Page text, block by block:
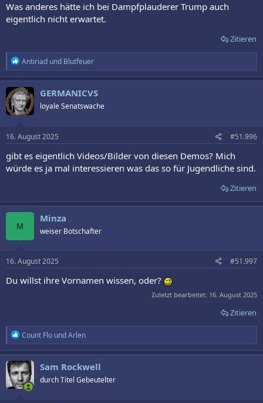
Was anderes hätte ich bei Dampfplauderer Trump auch
eigentlich nicht erwartet.
Zitieren
R
e
a
k
t
i
o
e
n
:
Antiriad und Blutfeuer
GERMANICVS
loyale Senatswache
16. August 2025 #51.996
gibt es eigentlich Videos/Bilder von diesen Demos? Mich
würde es ja mal interessieren was das so für Jugendliche sind.
Zitieren
M
Minza
weiser Botschafter
16. August 2025 #51.997
Du willst ihre Vornamen wissen, oder?
Zuletzt bearbeitet: 16. August 2025
Zitieren
R
e
a
k
t
i
o
Count Flo undArlen
Sam Rockwell
durch Titel Gebeutelter